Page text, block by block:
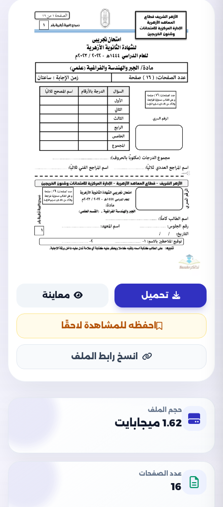
تحميل معاينة
احفظه للمشاهدة لاحقًا
انسخ رابط الملف
حجم الملف
1.62 ميجابايت
عدد الصفحات
16